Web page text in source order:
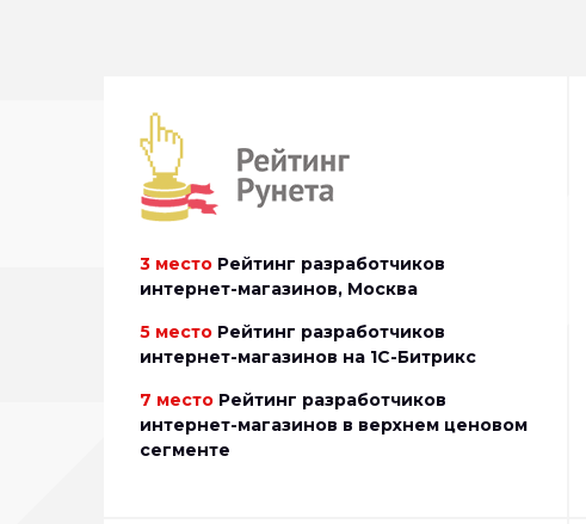
3 место Рейтинг разработчиков
интернет-магазинов, Москва
5 место Рейтинг разработчиков
интернет-магазинов на 1С-Битрикс
7 место Рейтинг разработчиков
интернет-магазинов в верхнем ценовом
сегменте